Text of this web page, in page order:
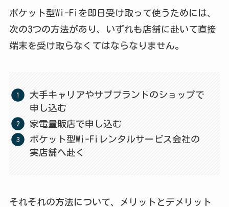
ポケット型Wi-Fiを即日受け取って使うためには、
次の3つの方法があり、いずれも店舗に赴いて直接
端末を受け取らなくてはならなりません。
大手キャリアやサブブランドのショップで
申し込む
家電量販店で申し込む
ポケット型Wi-Fiレンタルサービス会社の
実店舗へ赴く
それぞれの方法について、メリットとデメリット